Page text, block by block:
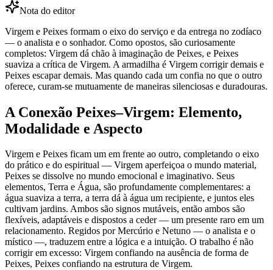
Nota do editor
Virgem e Peixes formam o eixo do serviço e da entrega no zodíaco
— o analista e o sonhador. Como opostos, são curiosamente
completos: Virgem dá chão à imaginação de Peixes, e Peixes
suaviza a crítica de Virgem. A armadilha é Virgem corrigir demais e
Peixes escapar demais. Mas quando cada um confia no que o outro
oferece, curam-se mutuamente de maneiras silenciosas e duradouras.
A Conexão Peixes–Virgem: Elemento,
Modalidade e Aspecto
Virgem e Peixes ficam um em frente ao outro, completando o eixo
do prático e do espiritual — Virgem aperfeiçoa o mundo material,
Peixes se dissolve no mundo emocional e imaginativo. Seus
elementos, Terra e Água, são profundamente complementares: a
água suaviza a terra, a terra dá à água um recipiente, e juntos eles
cultivam jardins. Ambos são signos mutáveis, então ambos são
flexíveis, adaptáveis e dispostos a ceder — um presente raro em um
relacionamento. Regidos por Mercúrio e Netuno — o analista e o
místico —, traduzem entre a lógica e a intuição. O trabalho é não
corrigir em excesso: Virgem confiando na ausência de forma de
Peixes, Peixes confiando na estrutura de Virgem.